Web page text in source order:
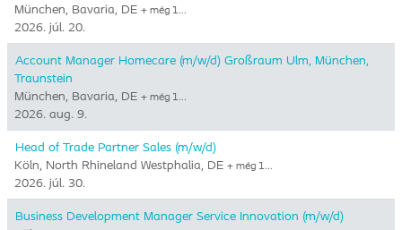
München, Bavaria, DE + még 1…
2026. júl. 20.
Account Manager Homecare (m/w/d) Großraum Ulm, München,
Traunstein
München, Bavaria, DE + még 1…
2026. aug. 9.
Head of Trade Partner Sales (m/w/d)
Köln, North Rhineland Westphalia, DE + még 1…
2026. júl. 30.
Business Development Manager Service Innovation (m/w/d)